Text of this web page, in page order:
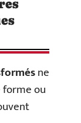
ne
forme ou